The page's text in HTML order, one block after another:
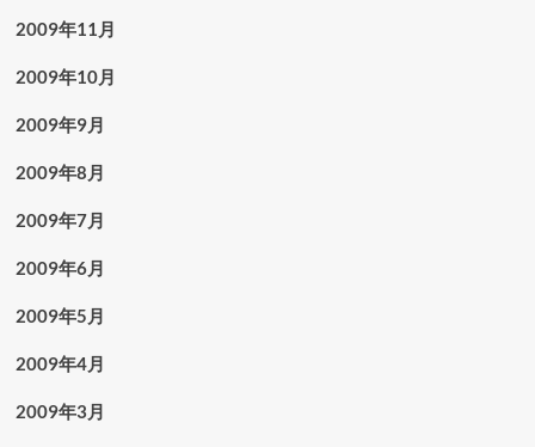
2009年11月
2009年10月
2009年9月
2009年8月
2009年7月
2009年6月
2009年5月
2009年4月
2009年3月